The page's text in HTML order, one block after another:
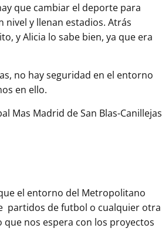
que cambiar el deporte para
y llenan estadios. Atrás
y Alicia lo sabe bien, ya que era
no hay seguridad en el entorno
en ello.
Mas Madrid de San Blas-Canillejas
el entorno del Metropolitano
partidos de futbol o cualquier otra
que nos espera con los proyectos